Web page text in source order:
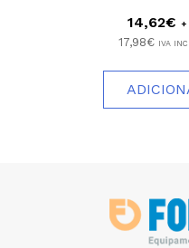
14,62€ +
17,98€ IVA